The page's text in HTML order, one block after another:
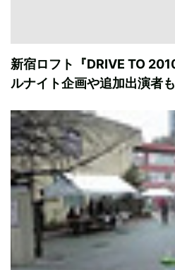
新宿ロフト『DRIVE TO
ルナイト企画や追加出演者